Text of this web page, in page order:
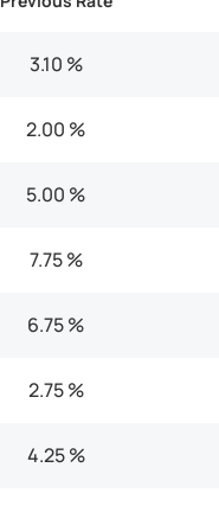
3.10 %
2.00 %
5.00 %
7.75 %
6.75 %
2.75 %
4.25 %